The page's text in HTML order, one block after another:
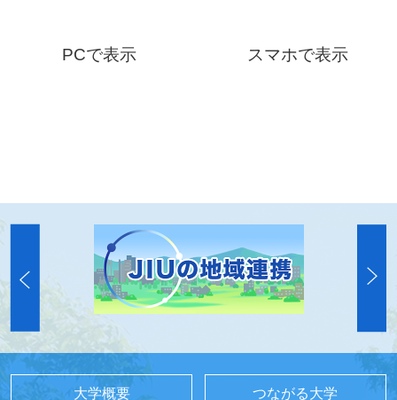
PCで表示 スマホで表示
大学概要 つながる大学